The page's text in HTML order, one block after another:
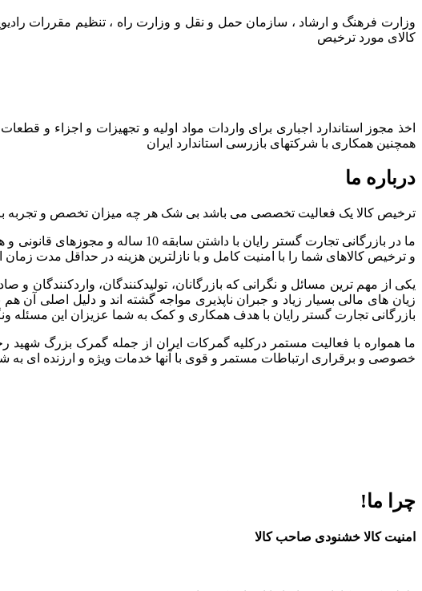
وزارت فرهنگ و ارشاد ، سازمان حمل و نقل و وزارت راه ، تنظیم مقررات
کالای مورد ترخیص
اخذ مجوز استاندارد اجباری برای واردات مواد اولیه و تجهیزات و اجزاء و
همچنین همکاری با شرکتهای بازرسی استاندارد ایران
درباره ما
ترخیص کالا یک فعالیت تخصصی می باشد بی شک هر چه میزان تخصص و تجربه
ما در بازرگانی تجارت گستر رایان
و ترخیص کالاهای شما را با امنیت کامل و با نازلترین هزینه در حداقل مدت
یکی از مهم ترین مسائل و نگرانی که بازرگانان، تولیدکنندگان، واردکنندگان
زیان های مالی بسیار زیاد و جبران ناپذیری مواجه گشته اند و دلیل اصلی
بازرگانی تجارت گستر رایان با هدف همکاری و کمک به شما عزیزان این مسئله
ما همواره با فعالیت مستمر درکلیه گمرکات ایران از جمله گمرک بزرگ شهید
خصوصی و برقراری ارتباطات مستمر و قوی با آنها خدمات ویژه و ارزنده ای به
چرا ما!
امنیت کالا خشنودی صاحب کالا